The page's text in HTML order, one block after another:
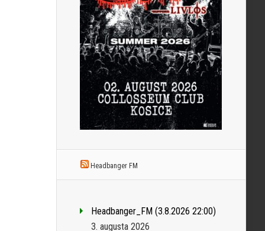
Headbanger FM
Headbanger_FM (3.8.2026 22:00)
3. augusta 2026